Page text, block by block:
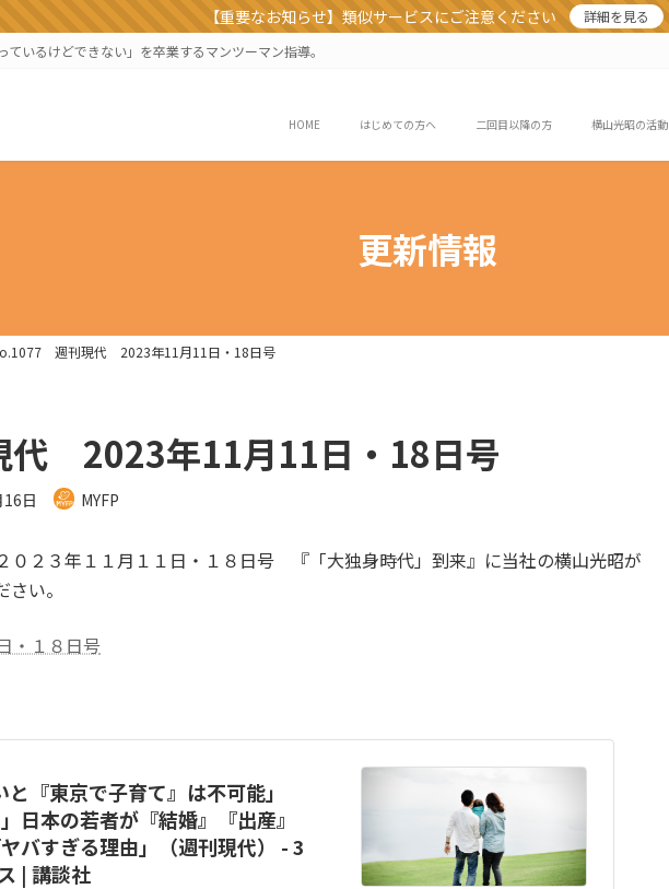
【重要なお知らせ】類似サービスにご注意ください
詳細を見る
いるけどできない」を卒業するマンツーマン指導。
HOME はじめての方へ 二回目以降の方 横山光昭の活動
更新情報
週刊現代 2023年11月11日・18日号
2023年11月11日・18日号
日 MYFP
２３年１１月１１日・１８日号 『「大独身時代」到来』に当社の横山光昭が
い。
・１８日号
『東京で子育て』は不可能」
日本の若者が『結婚』『出産』
バすぎる理由」（週刊現代） - 3
| 講談社